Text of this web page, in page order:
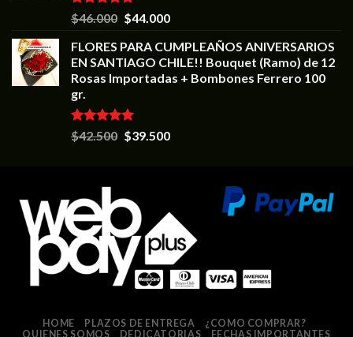
Valorado en
5.00
$46.000 $44.000
FLORES PARA CUMPLEAÑOS ANIVERSARIOS
EN SANTIAGO CHILE!! Bouquet (Ramo) de 12
Rosas Importadas + Bombones Ferrero 100
gr.
Valorado en
5.00
$42.500 $39.500
HOME PLAZOS DE ENTREGA
¿COMO COMPRAR?
QUIENES SOMOS
DEDICATORIAS FECHAS IMPORTANTES